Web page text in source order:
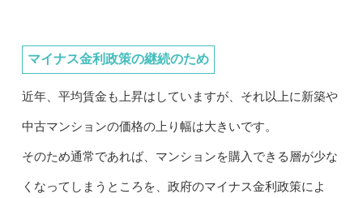
マイナス金利政策の継続のため
近年、平均賃金も上昇はしていますが、それ以上に新築や
中古マンションの価格の上り幅は大きいです。
そのため通常であれば、マンションを購入できる層が少な
くなってしまうところを、政府のマイナス金利政策によ